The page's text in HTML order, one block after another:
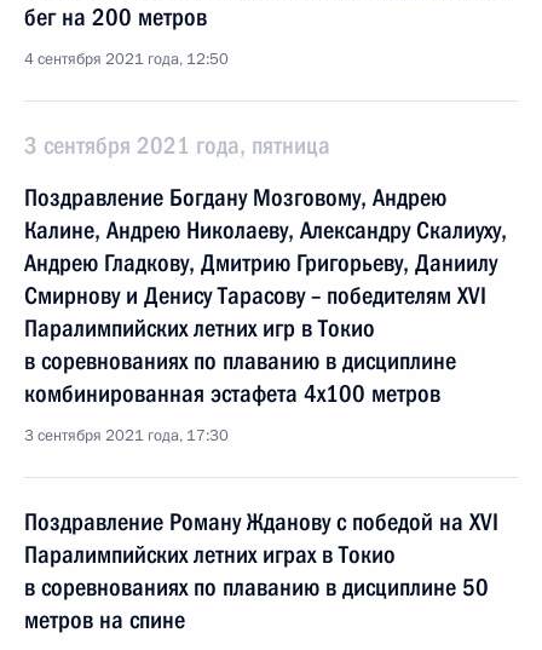
бег на 200 метров
4 сентября 2021 года, 12:50
3 сентября 2021 года, пятница
Поздравление Богдану Мозговому, Андрею
Калине, Андрею Николаеву, Александру Скалиуху,
Андрею Гладкову, Дмитрию Григорьеву, Даниилу
Смирнову и Денису Тарасову – победителям XVI
Паралимпийских летних игр в Токио
в соревнованиях по плаванию в дисциплине
комбинированная эстафета 4x100 метров
3 сентября 2021 года, 17:30
Поздравление Роману Жданову с победой на XVI
Паралимпийских летних играх в Токио
в соревнованиях по плаванию в дисциплине 50
метров на спине